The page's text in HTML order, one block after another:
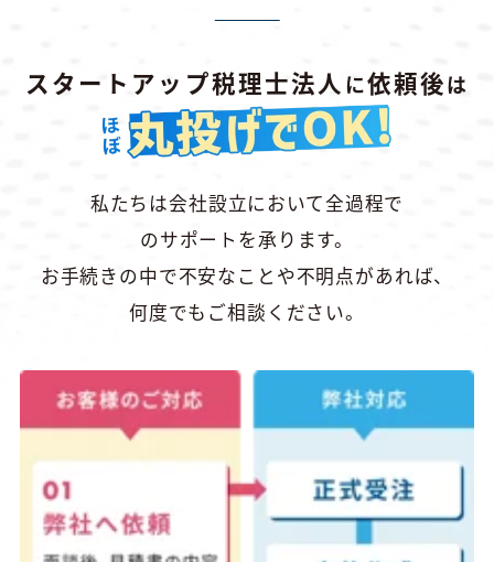
スタートアップ税理士法人 に依頼後は
私たちは会社設立において全過程で
のサポートを承ります。
お手続きの中で不安なことや不明点があれば、
何度でもご相談ください。